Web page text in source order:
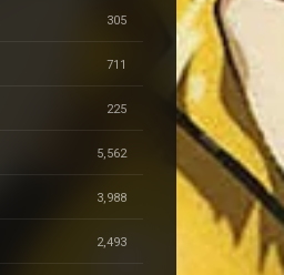
305
711
225
5,562
3,988
2,493